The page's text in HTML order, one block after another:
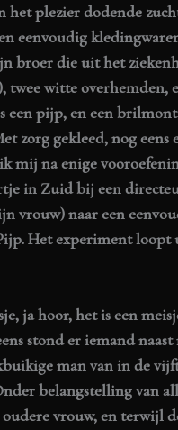
het plezier dodende
eenvoudig
broer die uit het
twee witte overhemden,
een pijp, en een
zorg gekleed, nog eens
mij na enige
in Zuid bij een
vrouw) naar een
Het experiment loopt
ja hoor, het is een
stond er iemand
man van in de
belangstelling van
oudere vrouw, en terwijl